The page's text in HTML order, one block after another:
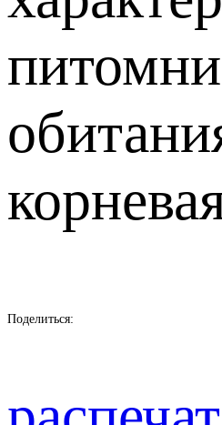
Поделиться: